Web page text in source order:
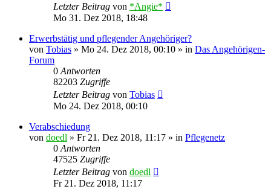
Letzter Beitrag von *Angie*
Mo 31. Dez 2018, 18:48
Erwerbstätig und pflegender Angehöriger?
von Tobias » Mo 24. Dez 2018, 00:10 » in Das Angehörigen-
Forum
0 Antworten
82203 Zugriffe
Letzter Beitrag von Tobias
Mo 24. Dez 2018, 00:10
Verabschiedung
von doedl » Fr 21. Dez 2018, 11:17 » in Pflegenetz
0 Antworten
47525 Zugriffe
Letzter Beitrag von doedl
Fr 21. Dez 2018, 11:17